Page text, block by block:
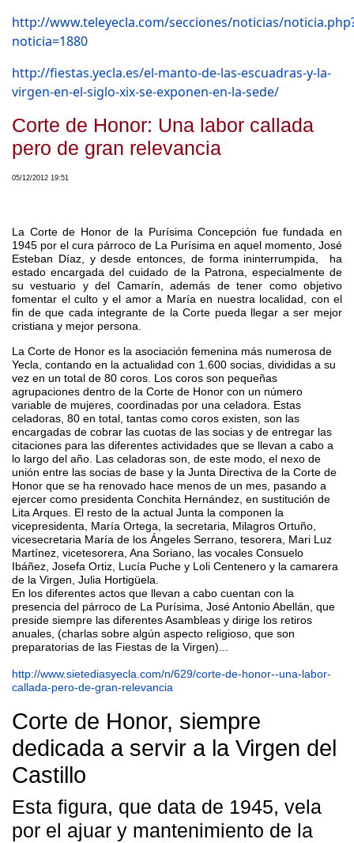
http://www.teleyecla.com/secciones/noticias/
noticia=1880
http://fiestas.yecla.es/el-manto-de-las-escuadras-y-la-
virgen-en-el-siglo-xix-se-exponen-en-la-sede/
Corte de Honor: Una labor callada
pero de gran relevancia
05/12/2012 19:51
La Corte de Honor de la Purísima Concepción fue fundada en
1945 por el cura párroco de La Purísima en aquel momento, José
Esteban Díaz, y desde entonces, de forma ininterrumpida, ha
estado encargada del cuidado de la Patrona, especialmente de
su vestuario y del Camarín, además de tener como objetivo
fomentar el culto y el amor a María en nuestra localidad, con el
fin de que cada integrante de la Corte pueda llegar a ser mejor
cristiana y mejor persona.
La Corte de Honor es la asociación femenina más numerosa de
Yecla, contando en la actualidad con 1.600 socias, divididas a su
vez en un total de 80 coros. Los coros son pequeñas
agrupaciones dentro de la Corte de Honor con un número
variable de mujeres, coordinadas por una celadora. Estas
celadoras, 80 en total, tantas como coros existen, son las
encargadas de cobrar las cuotas de las socias y de entregar las
citaciones para las diferentes actividades que se llevan a cabo a
lo largo del año. Las celadoras son, de este modo, el nexo de
unión entre las socias de base y la Junta Directiva de la Corte de
Honor que se ha renovado hace menos de un mes, pasando a
ejercer como presidenta Conchita Hernández, en sustitución de
Lita Arques. El resto de la actual Junta la componen la
vicepresidenta, María Ortega, la secretaria, Milagros Ortuño,
vicesecretaria María de los Ángeles Serrano, tesorera, Mari Luz
Martínez, vicetesorera, Ana Soriano, las vocales Consuelo
Ibáñez, Josefa Ortiz, Lucía Puche y Loli Centenero y la camarera
de la Virgen, Julia Hortigüela.
En los diferentes actos que llevan a cabo cuentan con la
presencia del párroco de La Purísima, José Antonio Abellán, que
preside siempre las diferentes Asambleas y dirige los retiros
anuales, (charlas sobre algún aspecto religioso, que son
preparatorias de las Fiestas de la Virgen)...
http://www.sietediasyecla.com/n/629/corte-de-honor--una-labor-
callada-pero-de-gran-relevancia
Corte de Honor, siempre
dedicada a servir a la Virgen del
Castillo
Esta figura, que data de 1945, vela
por el ajuar y mantenimiento de la